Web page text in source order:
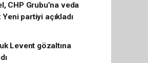
CHP Grubu’na veda
Yeni partiyi açıkladı
Levent gözaltına